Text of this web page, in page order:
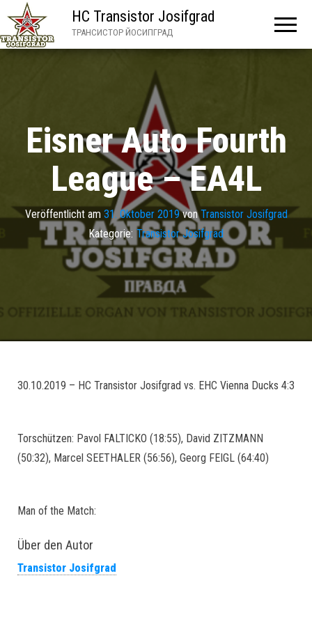
HC Transistor Josifgrad
ТРАНСИСТОР ЙОСИПГРАД
Eisner Auto Fourth
League – EA4L
Veröffentlicht am 31. Oktober 2019vonTransistor Josifgrad
Kategorie: Transistor Josifgrad
30.10.2019 – HC Transistor Josifgrad vs. EHC Vienna Ducks 4:3
Torschützen: Pavol FALTICKO (18:55), David ZITZMANN
(50:32), Marcel SEETHALER (56:56), Georg FEIGL (64:40)
Man of the Match:
Über den Autor
Transistor Josifgrad